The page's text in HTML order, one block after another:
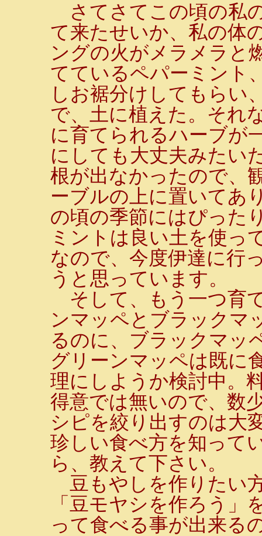
さてさてこの頃の私
て来たせいか、私の体
ングの火がメラメラと
てているペパーミント
しお裾分けしてもらい
で、土に植えた。それ
に育てられるハーブが
にしても大丈夫みたい
根が出なかったので、
ーブルの上に置いてあ
の頃の季節にはぴった
ミントは良い土を使っ
なので、今度伊達に行
うと思っています。
そして、もう一つ育
ンマッペとブラックマ
るのに、ブラックマッ
グリーンマッペは既に
理にしようか検討中。
得意では無いので、数
シピを絞り出すのは大
珍しい食べ方を知って
ら、教えて下さい。
豆もやしを作りたい
「豆モヤシを作ろう」
って食べる事が出来る